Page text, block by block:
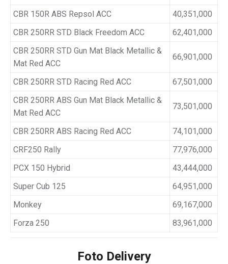
CBR 150R ABS Repsol ACC
40,351,000
CBR 250RR STD Black Freedom ACC
62,401,000
CBR 250RR STD Gun Mat Black Metallic &
Mat Red ACC
66,901,000
CBR 250RR STD Racing Red ACC
67,501,000
CBR 250RR ABS Gun Mat Black Metallic &
Mat Red ACC
73,501,000
CBR 250RR ABS Racing Red ACC
74,101,000
CRF250 Rally
77,976,000
PCX 150 Hybrid
43,444,000
Super Cub 125
64,951,000
Monkey
69,167,000
Forza 250
83,961,000
Foto Delivery